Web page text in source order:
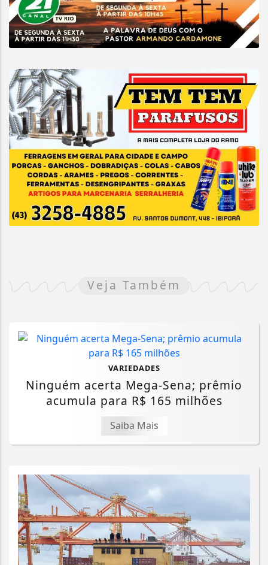
Veja Também
VARIEDADES
Ninguém acerta Mega-Sena; prêmio
acumula para R$ 165 milhões
Saiba Mais